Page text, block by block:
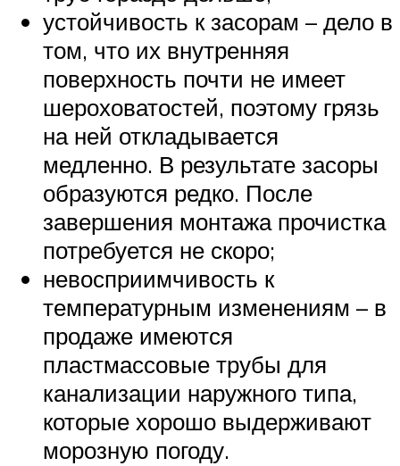
устойчивость к засорам – дело в
том, что их внутренняя
поверхность почти не имеет
шероховатостей, поэтому грязь
на ней откладывается
медленно. В результате засоры
образуются редко. После
завершения монтажа прочистка
потребуется не скоро;
невосприимчивость к
температурным изменениям – в
продаже имеются
пластмассовые трубы для
канализации наружного типа,
которые хорошо выдерживают
морозную погоду.